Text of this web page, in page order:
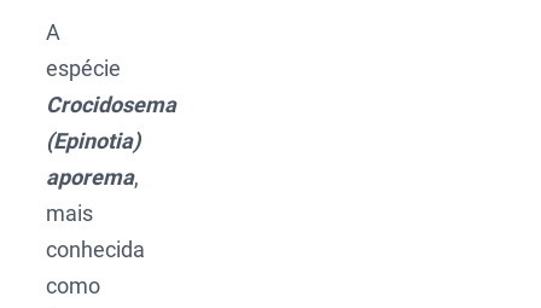
A
espécie
Crocidosema
(Epinotia)
aporema,
mais
conhecida
como